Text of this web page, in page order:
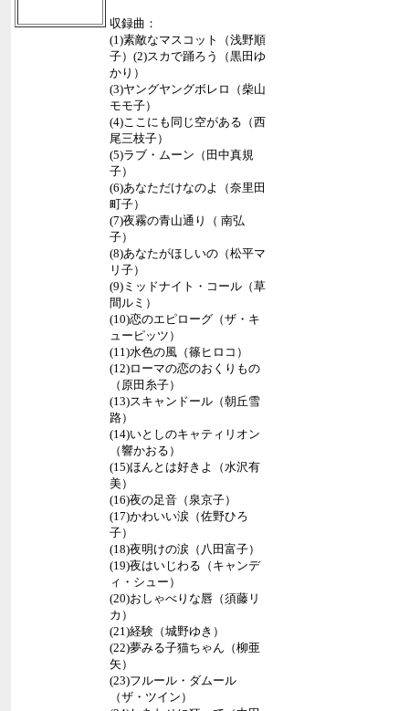
収録曲：
(1)素敵なマスコット（浅野順
子）(2)スカで踊ろう（黒田ゆ
かり）
(3)ヤングヤングボレロ（柴山
モモ子）
(4)ここにも同じ空がある（西
尾三枝子）
(5)ラブ・ムーン（田中真規
子）
(6)あなただけなのよ（奈里田
町子）
(7)夜霧の青山通り（ 南弘
子）
(8)あなたがほしいの（松平マ
リ子）
(9)ミッドナイト・コール（草
間ルミ）
(10)恋のエピローグ（ザ・キ
ューピッツ）
(11)水色の風（篠ヒロコ）
(12)ローマの恋のおくりもの
（原田糸子）
(13)スキャンドール（朝丘雪
路）
(14)いとしのキャティリオン
（響かおる）
(15)ほんとは好きよ（水沢有
美）
(16)夜の足音（泉京子）
(17)かわいい涙（佐野ひろ
子）
(18)夜明けの涙（八田富子）
(19)夜はいじわる（キャンデ
ィ・シュー）
(20)おしゃべりな唇（須藤リ
カ）
(21)経験（城野ゆき）
(22)夢みる子猫ちゃん（柳亜
矢）
(23)フルール・ダムール
（ザ・ツイン）